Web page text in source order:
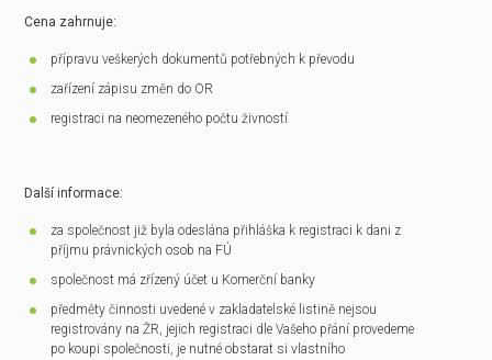
Cena zahrnuje:
přípravu veškerých dokumentů potřebných k převodu
zařízení zápisu změn do OR
registraci na neomezeného počtu živností
Další informace:
za společnost již byla odeslána přihláška k registraci k dani z
příjmu právnických osob na FÚ
společnost má zřízený účet u Komerční banky
předměty činnosti uvedené v zakladatelské listině nejsou
registrovány na ŽR, jejich registraci dle Vašeho přání provedeme
po koupi společnosti, je nutné obstarat si vlastního